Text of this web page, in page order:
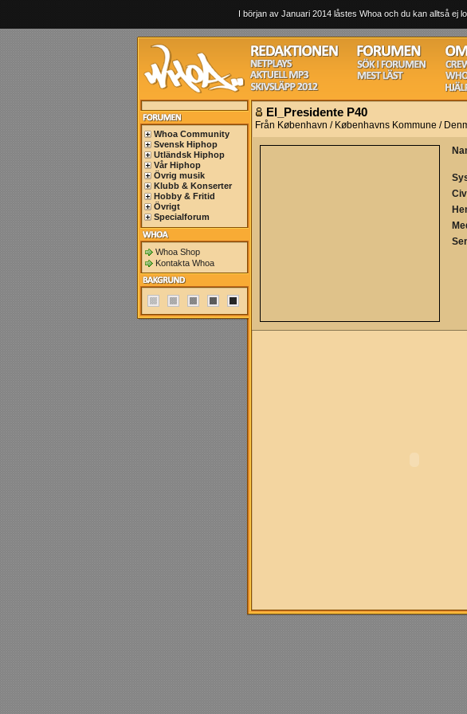
I början av Januari 2014 låstes Whoa och du kan alltså ej
Whoa Community
Svensk Hiphop
Utländsk Hiphop
Vår Hiphop
Övrig musik
Klubb & Konserter
Hobby & Fritid
Övrigt
Specialforum
Whoa Shop
Kontakta Whoa
El_Presidente P40
Från København / Københavns Kommune /